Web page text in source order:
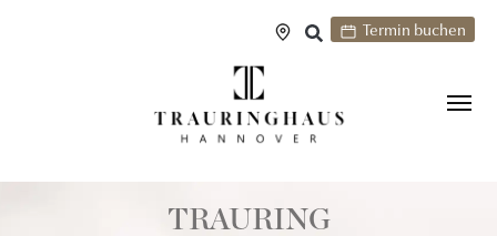
Termin buchen
TRAURING